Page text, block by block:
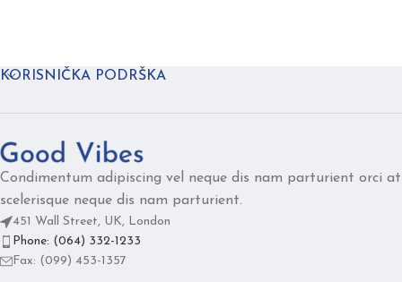
KORISNIČKA PODRŠKA
Condimentum adipiscing vel neque dis nam parturient orci at
scelerisque neque dis nam parturient.
451 Wall Street, UK, London
Phone: (064) 332-1233
Fax: (099) 453-1357